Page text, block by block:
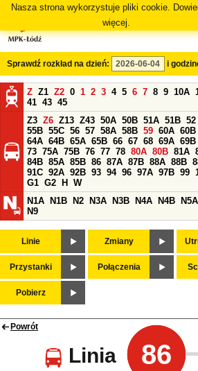
Nasza strona wykorzystuje pliki cookie.
więcej.
Sprawdź rozkład na dzień: i
Z Z1 Z2 0 1 2 3 4 5 6 7 8 9 10A
41 43 45
Z3 Z6 Z13 Z43 50A 50B 51A 51B 52
55B 55C 56 57 58A 58B 59 60A 60B
64A 64B 65A 65B 66 67 68 69A 69B
73 75A 75B 76 77 78 80A 80B 81A
84B 85A 85B 86 87A 87B 88A 88B
91C 92A 92B 93 94 96 97A 97B 99
G1 G2 H
W
N1A
N1B N2 N3A N3B N4A N4B N5A
N9
Linie Zmiany
Przystanki Połączenia
Pobierz
Powrót
Linia 86